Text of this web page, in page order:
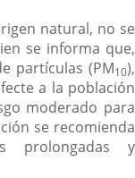
natural, no se
se informa que,
partículas (PM10),
a la población
moderado para
se recomienda
prolongadas y